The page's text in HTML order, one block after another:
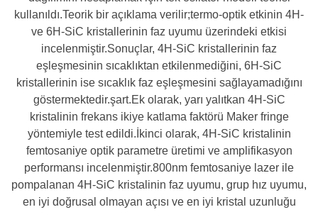
kullanıldı.Teorik bir açıklama verilir;termo-optik etkinin 4H-
ve 6H-SiC kristallerinin faz uyumu üzerindeki etkisi
incelenmiştir.Sonuçlar, 4H-SiC kristallerinin faz
eşleşmesinin sıcaklıktan etkilenmediğini, 6H-SiC
kristallerinin ise sıcaklık faz eşleşmesini sağlayamadığını
göstermektedir.şart.Ek olarak, yarı yalıtkan 4H-SiC
kristalinin frekans ikiye katlama faktörü Maker fringe
yöntemiyle test edildi.İkinci olarak, 4H-SiC kristalinin
femtosaniye optik parametre üretimi ve amplifikasyon
performansı incelenmiştir.800nm ​​femtosaniye lazer ile
pompalanan 4H-SiC kristalinin faz uyumu, grup hız uyumu,
en iyi doğrusal olmayan açısı ve en iyi kristal uzunluğu